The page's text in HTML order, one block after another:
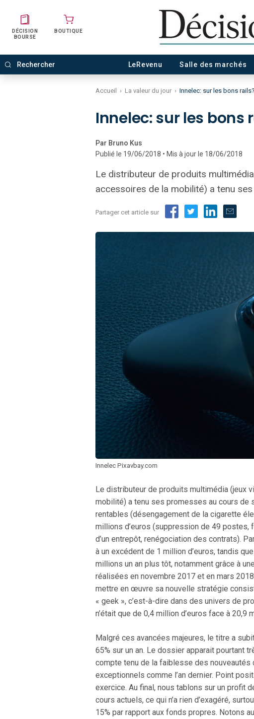
DÉCISION
BOURSE
BOUTIQUE
LeRevenu Salle des marchés
Accueil › La valeur du jour › Innelec: sur les bons rails?
Innelec: sur les bons
Par Bruno Kus
Publié le 19/06/2018 • Mis à jour le 18/06/2018
Le distributeur de produits
accessoires de la mobilité) a tenu
Partager cet article sur
Innelec Pixavbay.com
Le distributeur de produits multimédia
mobilité) a tenu ses promesses au cours
rentables (désengagement de la cigarette
millions d’euros (suppression de 49
d’un entrepôt, renégociation des contrats).
à un excédent de 1 million d’euros, tandis
millions un an plus tôt, notamment grâce à
réalisées en novembre 2017 et en mars
mettre en œuvre sa nouvelle stratégie
« geek », c’est-à-dire dans des univers de
n’était que de 0,4 million d’euros face à 20,9
Malgré ces avancées majeures, le titre a
65% sur un an. Le dossier apparait pourtant
compte tenu de la faiblesse des nouveautés
exceptionnels comme l’an dernier. Point
exercice. Au final, nous tablons sur un profit
cours actuels, ce qui n’a rien d’exagéré,
15% par rapport aux fonds propres. Notons